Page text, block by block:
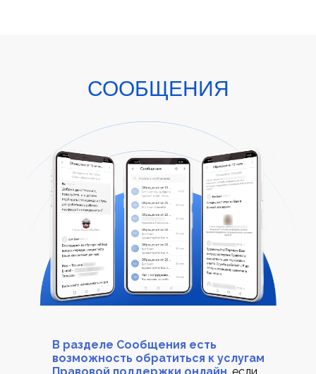
СООБЩЕНИЯ
В разделе Сообщения есть
возможность обратиться к услугам